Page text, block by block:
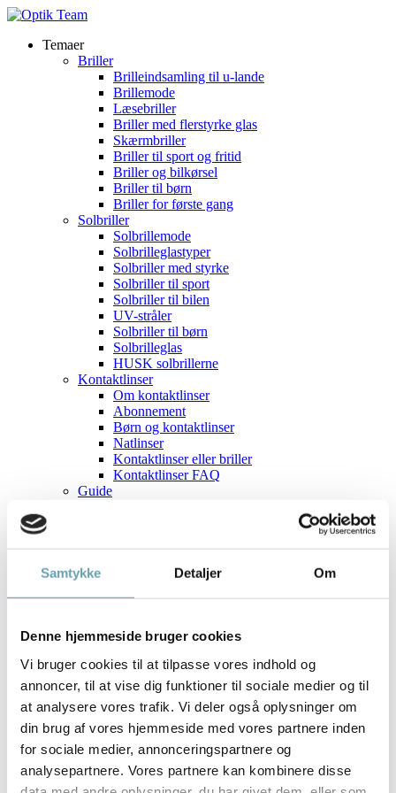
Samtykke Detaljer Om
Denne hjemmeside bruger cookies
Vi bruger cookies til at tilpasse vores indhold og
annoncer, til at vise dig funktioner til sociale medier og til
at analysere vores trafik. Vi deler også oplysninger om
din brug af vores hjemmeside med vores partnere inden
for sociale medier, annonceringspartnere og
analysepartnere. Vores partnere kan kombinere disse
Temaer
Briller
Brilleindsamling til u-lande
Brillemode
Læsebriller
Briller med flerstyrke glas
Skærmbriller
Briller til sport og fritid
Briller og bilkørsel
Briller til børn
Briller for første gang
Solbriller
Solbrillemode
Solbrilleglastyper
Solbriller med styrke
Solbriller til sport
Solbriller til bilen
UV-stråler
Solbriller til børn
Solbrilleglas
HUSK solbrillerne
Kontaktlinser
Om kontaktlinser
Abonnement
Børn og kontaktlinser
Natlinser
Kontaktlinser eller briller
Kontaktlinser FAQ
Guide
Synstræning
Spændingshovedpine
Hvilken brille passer til dig?
Tid til flerstyrkebriller?
Aktuelt
Optik Team
Delbetaling
Fast Pris
Fast Løbetid Plus
Kontakt